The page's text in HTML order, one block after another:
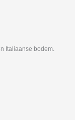
Italiaanse bodem.